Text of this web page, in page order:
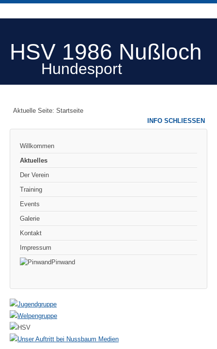
HSV 1986 Nußloch
Hundesport
Aktuelle Seite: Startseite
Willkommen
Aktuelles
Der Verein
Training
Events
Galerie
Kontakt
Impressum
Pinwand
INFO SCHLIESSEN